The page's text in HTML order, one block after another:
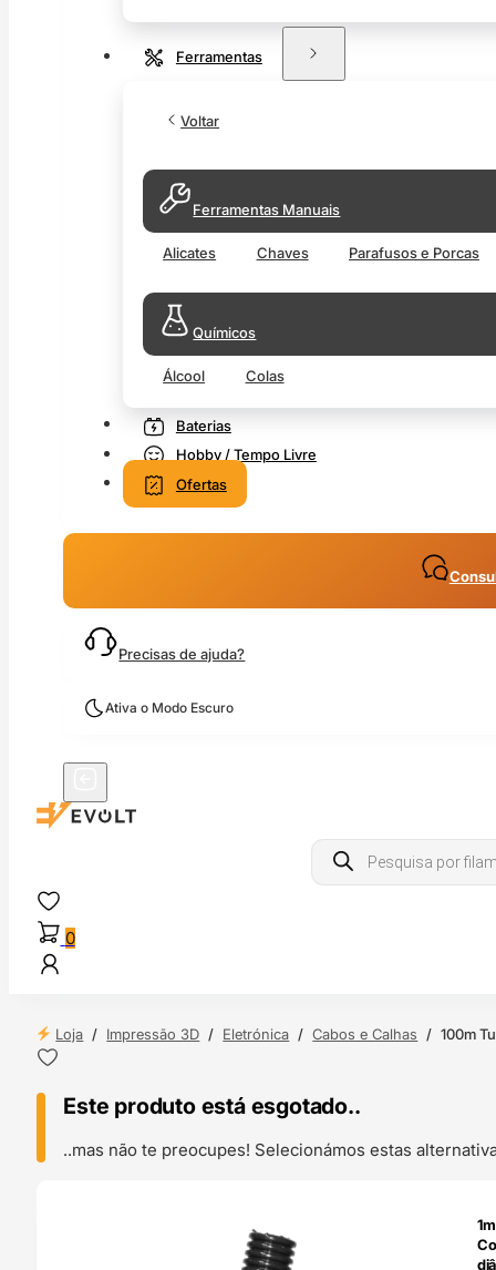
Ferramentas
Voltar
Ferramentas Manuais
Alicates Chaves Parafusos e Porcas
Químicos
Álcool Colas
Baterias
Hobby / Tempo Livre
Ofertas
Precisas de ajuda?
Ativa o Modo Escuro
Products
search
0
Loja / Impressão 3D / Eletrónica / Cabos e Calhas / 100m
Este produto está esgotado..
..mas não te preocupes! Selecionámos estas